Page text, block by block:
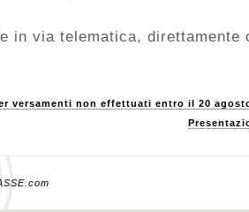
in via telematica, direttamente
versamenti non effettuati entro il 20